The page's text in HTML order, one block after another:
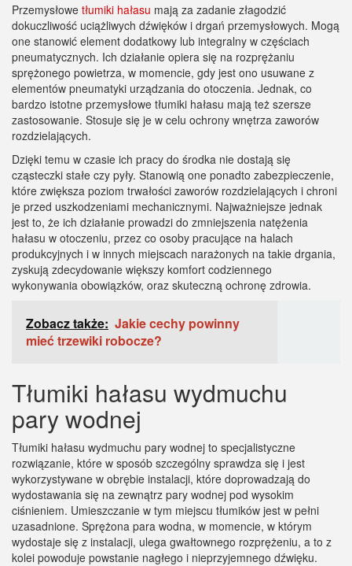
Przemysłowe tłumiki hałasu mają za zadanie złagodzić
dokuczliwość uciążliwych dźwięków i drgań przemysłowych. Mogą
one stanowić element dodatkowy lub integralny w częściach
pneumatycznych. Ich działanie opiera się na rozprężaniu
sprężonego powietrza, w momencie, gdy jest ono usuwane z
elementów pneumatyki urządzania do otoczenia. Jednak, co
bardzo istotne przemysłowe tłumiki hałasu mają też szersze
zastosowanie. Stosuje się je w celu ochrony wnętrza zaworów
rozdzielających.
Dzięki temu w czasie ich pracy do środka nie dostają się
cząsteczki stałe czy pyły. Stanowią one ponadto zabezpieczenie,
które zwiększa poziom trwałości zaworów rozdzielających i chroni
je przed uszkodzeniami mechanicznymi. Najważniejsze jednak
jest to, że ich działanie prowadzi do zmniejszenia natężenia
hałasu w otoczeniu, przez co osoby pracujące na halach
produkcyjnych i w innych miejscach narażonych na takie drgania,
zyskują zdecydowanie większy komfort codziennego
wykonywania obowiązków, oraz skuteczną ochronę zdrowia.
Zobacz także: Jakie cechy powinny
mieć trzewiki robocze?
Tłumiki hałasu wydmuchu
pary wodnej
Tłumiki hałasu wydmuchu pary wodnej to specjalistyczne
rozwiązanie, które w sposób szczególny sprawdza się i jest
wykorzystywane w obrębie instalacji, które doprowadzają do
wydostawania się na zewnątrz pary wodnej pod wysokim
ciśnieniem. Umieszczanie w tym miejscu tłumików jest w pełni
uzasadnione. Sprężona para wodna, w momencie, w którym
wydostaje się z instalacji, ulega gwałtownego rozprężeniu, a to z
kolei powoduje powstanie nagłego i nieprzyjemnego dźwięku.